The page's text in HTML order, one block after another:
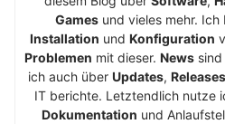
Gamesund vieles mehr. Ich
Installation und Konfiguration
Problemen mit dieser. News
ich auch über Updates, Releases
IT berichte. Letztendlich nutze
Dokumentation und